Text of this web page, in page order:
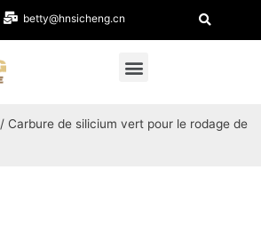
betty@hnsicheng.cn
/ Carbure de silicium vert pour le rodage de